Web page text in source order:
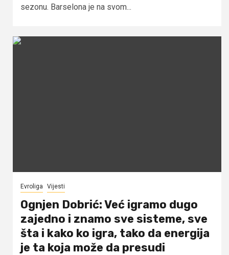
sezonu. Barselona je na svom...
Evroliga Vijesti
Ognjen Dobrić: Već igramo dugo
zajedno i znamo sve sisteme, sve
šta i kako ko igra, tako da energija
je ta koja može da presudi